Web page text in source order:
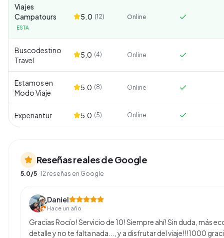
Viajes
Campatours
ESTA
5.0 (12) Online
Buscodestino
Travel
5.0 (4) Online
Estamos en
Modo Viaje
5.0 (8) Online
Experiantur 5.0 (5) Online
Reseñas reales de Google
5.0/5 · 12 reseñas en Google
Daniel
Hace un año
Gracias Rocío! Servicio de 10! Siempre ahí! Sin duda, más
detalle y no te falta nada..., y a disfrutar del viaje!!!1000